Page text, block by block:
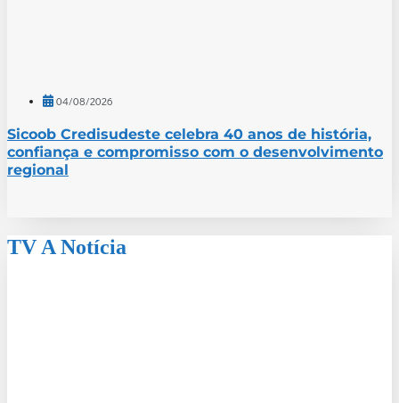
04/08/2026
Sicoob Credisudeste celebra 40 anos de história,
confiança e compromisso com o desenvolvimento
regional
TV A Notícia